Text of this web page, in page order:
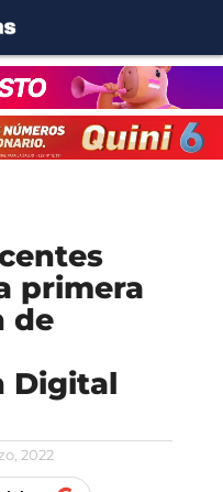
primera
de
Digital
2022